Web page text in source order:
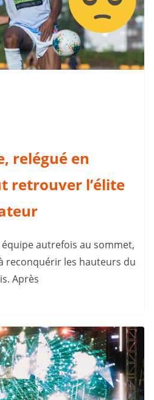
relégué en
retrouver l’élite
équipe autrefois au sommet,
reconquérir les hauteurs du
Après